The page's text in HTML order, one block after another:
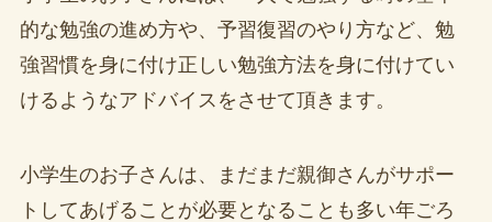
的な勉強の進め方や、予習復習のやり方など、勉
強習慣を身に付け正しい勉強方法を身に付けてい
けるようなアドバイスをさせて頂きます。
小学生のお子さんは、まだまだ親御さんがサポー
トしてあげることが必要となることも多い年ごろ